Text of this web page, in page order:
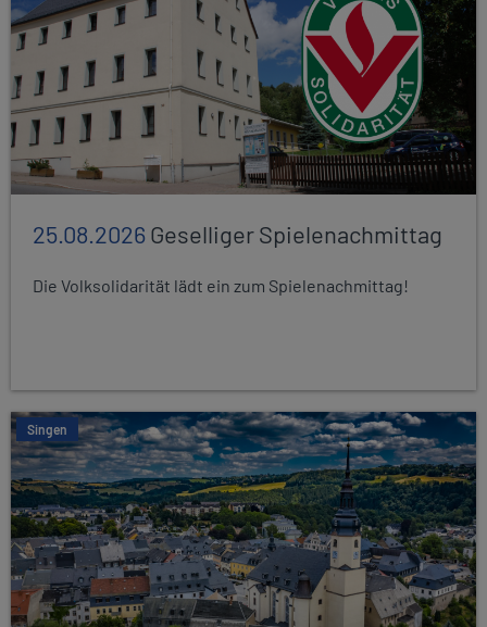
25.08.2026Geselliger Spielenachmittag
Die Volksolidarität lädt ein zum Spielenachmittag!
Singen